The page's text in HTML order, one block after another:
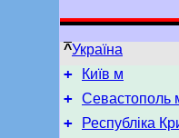
^Україна
+ Київ м
+ Севастополь
+ Республіка